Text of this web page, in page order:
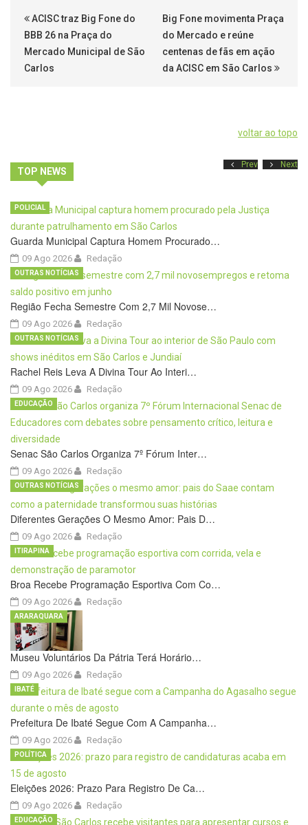
ACISC traz Big Fone do
BBB 26 na Praça do
Mercado Municipal de São
Carlos
Big Fone movimenta Praça
do Mercado e reúne
centenas de fãs em ação
da ACISC em São Carlos
voltar ao topo
TOP NEWS
Prev Next
Guarda Municipal Captura Homem Procurado…
09 Ago 2026
POLICIAL
Redação
Região Fecha Semestre Com 2,7 Mil Novose…
09 Ago 2026
OUTRAS NOTÍCIAS
Redação
Rachel Reis Leva A Divina Tour Ao Interi…
09 Ago 2026
OUTRAS NOTÍCIAS
Redação
Senac São Carlos Organiza 7º Fórum Inter…
09 Ago 2026
EDUCAÇÃO
Redação
Diferentes Gerações O Mesmo Amor: Pais D…
09 Ago 2026
OUTRAS NOTÍCIAS
Redação
Broa Recebe Programação Esportiva Com Co…
09 Ago 2026
ITIRAPINA
Redação
Museu Voluntários Da Pátria Terá Horário…
09 Ago 2026
ARARAQUARA
Redação
Prefeitura De Ibaté Segue Com A Campanha…
09 Ago 2026
IBATÉ
Redação
Eleições 2026: Prazo Para Registro De Ca…
09 Ago 2026
POLÍTICA
Redação
EDUCAÇÃO